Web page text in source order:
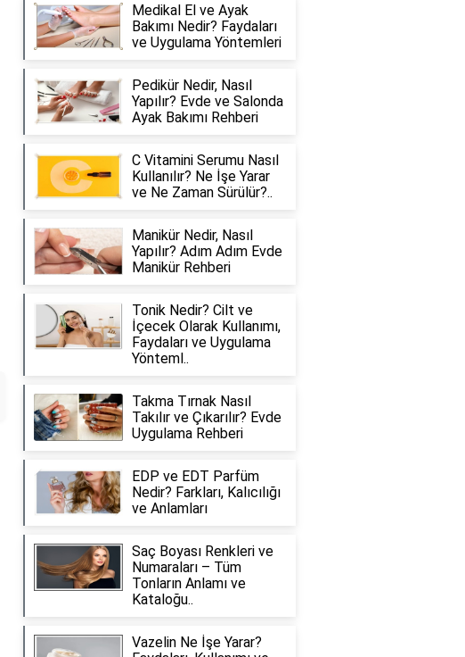
Medikal El ve Ayak
Bakımı Nedir? Faydaları
ve Uygulama Yöntemleri
Pedikür Nedir, Nasıl
Yapılır? Evde ve Salonda
Ayak Bakımı Rehberi
C Vitamini Serumu Nasıl
Kullanılır? Ne İşe Yarar
ve Ne Zaman Sürülür?..
Manikür Nedir, Nasıl
Yapılır? Adım Adım Evde
Manikür Rehberi
Tonik Nedir? Cilt ve
İçecek Olarak Kullanımı,
Faydaları ve Uygulama
Yönteml..
Takma Tırnak Nasıl
Takılır ve Çıkarılır? Evde
Uygulama Rehberi
EDP ve EDT Parfüm
Nedir? Farkları, Kalıcılığı
ve Anlamları
Saç Boyası Renkleri ve
Numaraları – Tüm
Tonların Anlamı ve
Kataloğu..
Vazelin Ne İşe Yarar?